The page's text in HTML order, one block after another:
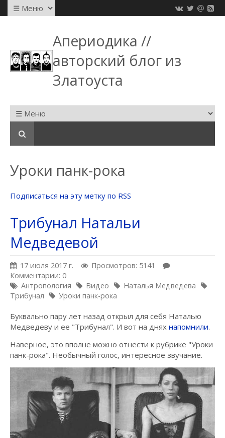
Апериодика //
авторский блог из
Златоуста
Уроки панк-рока
Подписаться на эту метку по RSS
Трибунал Натальи
Медведевой
17 июля 2017 г.
Просмотров: 5141
Комментарии: 0
Антропология
Видео
Наталья Медведева
Трибунал
Уроки панк-рока
Буквально пару лет назад открыл для себя Наталью
Медведеву и ее "Трибунал". И вот на днях напомнили.
Наверное, это вполне можно отнести к рубрике "Уроки
панк-рока". Необычный голос, интересное звучание.